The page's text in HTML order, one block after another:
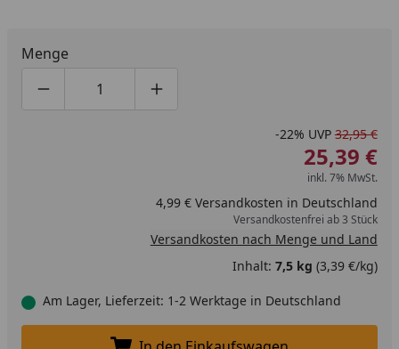
Menge
Produktmenge um eins verringern
Produktmenge manuell eingeben
Produktmenge um eins erhöhen
-22% UVP 32,95 €
25,39 €
inkl. 7% MwSt.
4,99 € Versandkosten in Deutschland
Versandkostenfrei ab 3 Stück
Versandkosten nach Menge und Land
Inhalt: 7,5 kg (3,39 €/kg)
Am Lager, Lieferzeit: 1-2 Werktage in Deutschland